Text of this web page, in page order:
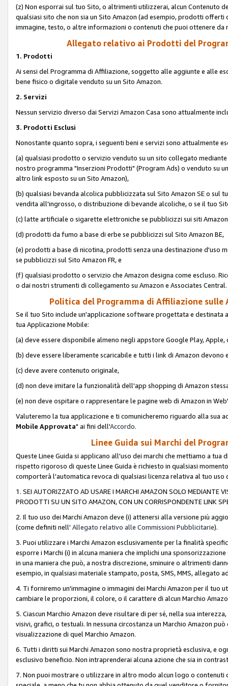
(z) Non esporrai sul tuo Sito, o altrimenti utilizzerai, alcun Contenuto
qualsiasi sito che non sia un Sito Amazon (ad esempio, prodotti
immagine, testo, o altre informazioni o contenuti che puoi ottenere da
Allegato relativo ai Prodotti del
1. Prodotti
Ai sensi del Programma di Affiliazione, soggetto alle aggiunte e alle
bene fisico o digitale venduto su un Sito Amazon.
2. Servizi
Nessun servizio diverso dai Servizi Amazon Casa sono attualmente
3. Prodotti Esclusi
Nonostante quanto sopra, i seguenti beni e servizi sono attualmente
(a) qualsiasi prodotto o servizio venduto su un sito collegato
nostro programma "Inserzioni Prodotti" (Program Ads) o venduto su
altro link esposto su un Sito Amazon),
(b) qualsiasi bevanda alcolica pubblicizzata sul Sito Amazon SE o sul
vendita all'ingrosso, o distribuzione di bevande alcoliche, o se il tuo
(c) latte artificiale o sigarette elettroniche se pubblicizzi sui siti Amazon
(d) prodotti da fumo a base di erbe se pubblicizzi sul Sito Amazon BE,
(e) prodotti a base di nicotina, prodotti senza una destinazione d'uso
se pubblicizzi sul Sito Amazon FR, e
(f) qualsiasi prodotto o servizio che Amazon designa come escluso.
o dai nostri strumenti di collegamento su Amazon e Associates Central.
Politica del Programma di Affiliazione
Se il tuo Sito include un'applicazione software progettata e
tua Applicazione Mobile:
(a) deve essere disponibile almeno negli appstore Google Play, Apple,
(b) deve essere liberamente scaricabile e tutti i link di Amazon devono
(c) deve avere contenuto originale,
(d) non deve imitare la funzionalità dell'app shopping di Amazon
(e) non deve ospitare o rappresentare le pagine web di Amazon in
Valuteremo la tua applicazione e ti comunicheremo riguardo alla sua
Mobile Approvata" ai fini dell'Accordo.
Linee Guida sui Marchi del
Queste Linee Guida si applicano all'uso dei marchi che mettiamo a
rispetto rigoroso di queste Linee Guida è richiesto in qualsiasi
comporterà l'automatica revoca di qualsiasi licenza relativa al tuo uso
1. SEI AUTORIZZATO AD USARE I MARCHI AMAZON SOLO MEDIANTE
PRODOTTI SU UN SITO AMAZON, CON UN CORRISPONDENTE LINK
2. Il tuo uso dei Marchi Amazon deve (i) attenersi alla versione più
(come definiti nell' Allegato relativo alle Commissioni Pubblicitarie).
3. Puoi utilizzare i Marchi Amazon esclusivamente per la finalità
esporre i Marchi (i) in alcuna maniera che implichi una
in una maniera che può, a nostra discrezione, sminuire o altrimenti
esempio, in qualsiasi materiale stampato, posta, SMS, MMS,
4. Ti forniremo un'immagine o immagini dei Marchi Amazon per il tuo
cambiare le proporzioni, il colore, o il carattere di alcun Marchio
5. Ciascun Marchio Amazon deve risultare di per sé, nella sua
visivi, grafici, o testuali. In nessuna circostanza un Marchio Amazon
visualizzazione di quel Marchio Amazon.
6. Tutti i diritti sui Marchi Amazon sono nostra proprietà esclusiva, e
esclusivo beneficio. Non intraprenderai alcuna azione che sia in
7. Non puoi mostrare o utilizzare in altro modo alcun logo o